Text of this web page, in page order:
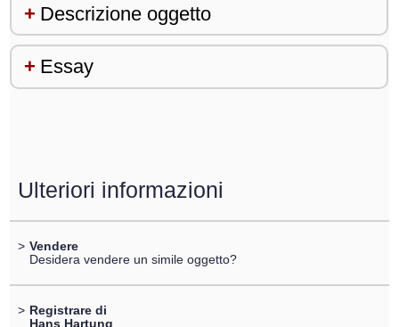
Descrizione oggetto
Essay
Ulteriori informazioni
> Vendere
Desidera vendere un simile oggetto?
> Registrare di
Hans Hartung